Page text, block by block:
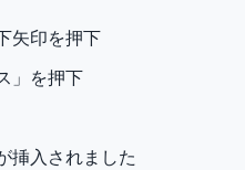
矢印を押下
」を押下
挿入されました